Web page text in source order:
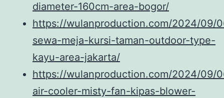
diameter-160cm-area-bogor/
https://wulanproduction.com/2024/09/
sewa-meja-kursi-taman-outdoor-type-
kayu-area-jakarta/
https://wulanproduction.com/2024/09/
air-cooler-misty-fan-kipas-blower-